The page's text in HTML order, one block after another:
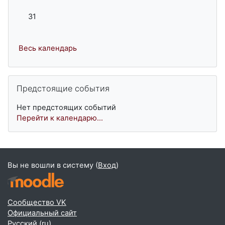
Нет событий, понедельник 31 августа
31
Весь календарь
Предстоящие события
Нет предстоящих событий
Перейти к календарю...
Вы не вошли в систему (Вход)
Сообщество VK
Официальный сайт